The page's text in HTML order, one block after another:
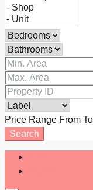
Price Range From To
Search